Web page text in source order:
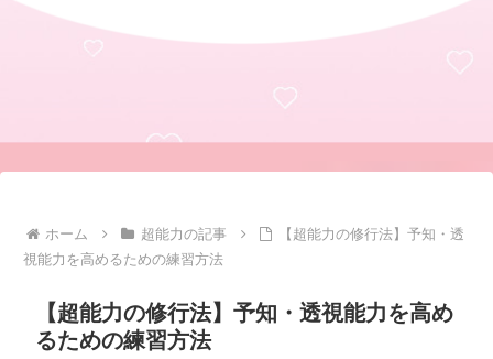
ホーム 超能力の記事
【超能力の修行法】予知・透
視能力を高めるための練習方法
【超能力の修行法】予知・透視能力を高め
るための練習方法